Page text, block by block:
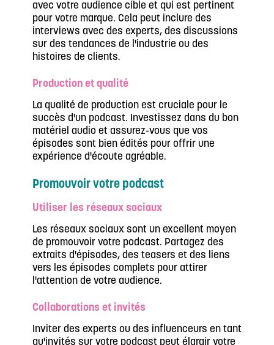
avec votre audience cible et qui est pertinent
pour votre marque. Cela peut inclure des
interviews avec des experts, des discussions
sur des tendances de l'industrie ou des
histoires de clients.
Production et qualité
La qualité de production est cruciale pour le
succès d'un podcast. Investissez dans du bon
matériel audio et assurez-vous que vos
épisodes sont bien édités pour offrir une
expérience d'écoute agréable.
Promouvoir votre podcast
Utiliser les réseaux sociaux
Les réseaux sociaux sont un excellent moyen
de promouvoir votre podcast. Partagez des
extraits d'épisodes, des teasers et des liens
vers les épisodes complets pour attirer
l'attention de votre audience.
Collaborations et invités
Inviter des experts ou des influenceurs en tant
qu'invités sur votre podcast peut élargir votre